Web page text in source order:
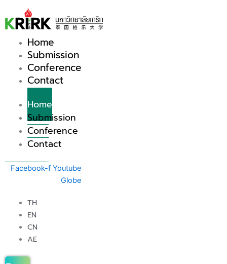
to
content
Home
Submission
Conference
Contact
Home
Submission
Conference
Contact
Facebook-f Youtube
Globe
TH
EN
CN
AE